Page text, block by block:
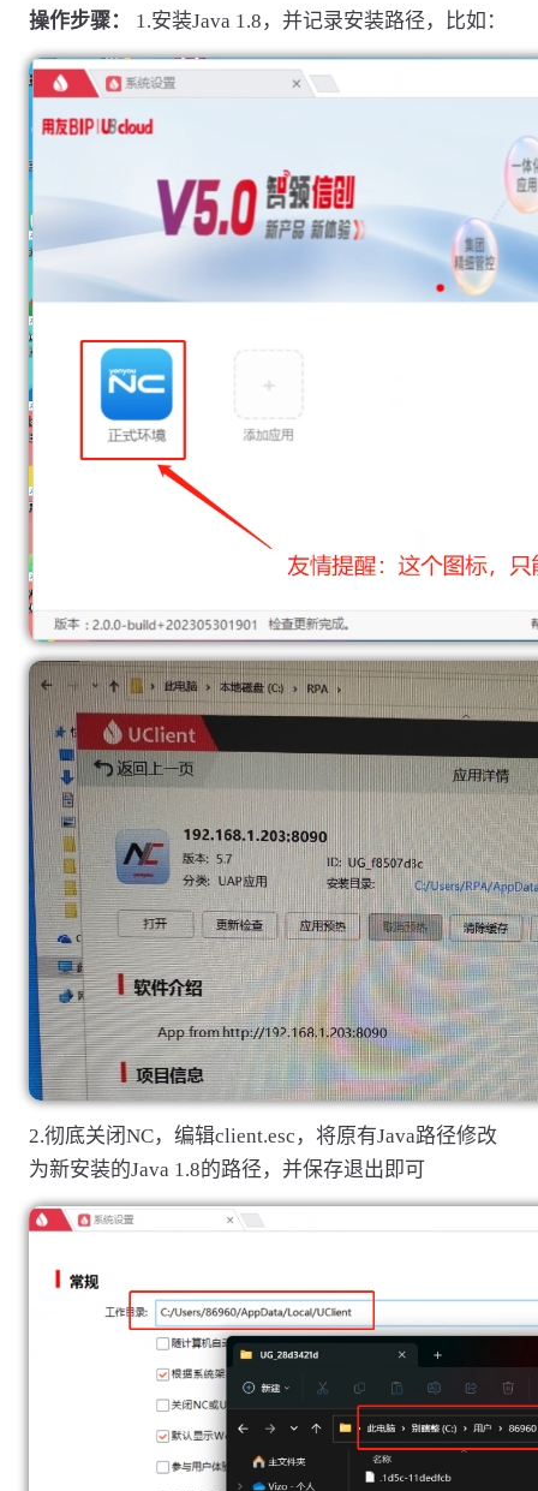
操作步骤： 1.安装Java 1.8，并记录安装路径，比如：
2.彻底关闭NC，编辑client.esc，将原有Java路径修改
为新安装的Java 1.8的路径，并保存退出即可